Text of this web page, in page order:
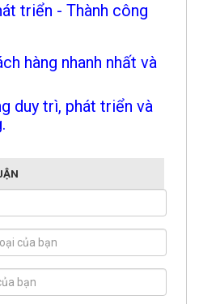
- Thành công
nhanh nhất và
trì, phát triển và